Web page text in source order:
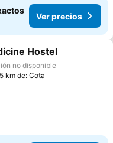
Ver precios
a favoritos
Hostel
no disponible
km de: Cota